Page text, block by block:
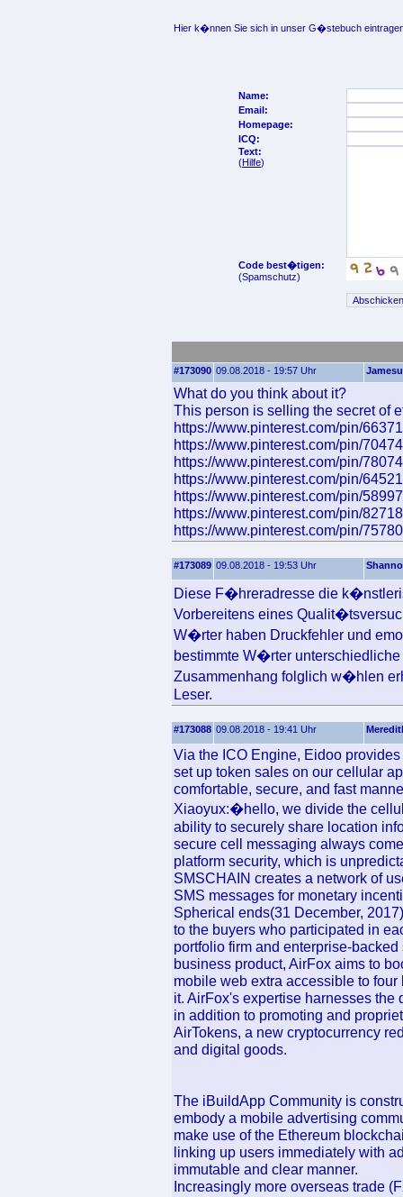
Hier k�nnen Sie sich in unser G�stebuch
Name:
Email:
Homepage:
ICQ:
Text:
(Hilfe)
Code best�tigen:
(Spamschutz)
#173090 09.08.2018 - 19:57 Uhr
What do you think about it?
This person is selling the secret of
https://www.pinterest.com/pin/
https://www.pinterest.com/pin/
https://www.pinterest.com/pin/
https://www.pinterest.com/pin/
https://www.pinterest.com/pin/
https://www.pinterest.com/pin/
https://www.pinterest.com/pin/
#173089 09.08.2018 - 19:53 Uhr
Diese F�hreradresse die
Vorbereitens eines
W�rter haben Druckfehler und
bestimmte W�rter
Zusammenhang folglich w�hlen
Leser.
#173088 09.08.2018 - 19:41 Uhr
Via the ICO Engine, Eidoo
set up token sales on our cellular
comfortable, secure, and fast
Xiaoyux:�hello, we divide the
ability to securely share location
secure cell messaging always
platform security, which is
SMSCHAIN creates a network of
SMS messages for monetary
Spherical ends(31 December,
to the buyers who participated in
portfolio firm and enterprise-
business product, AirFox aims to
mobile web extra accessible to
it. AirFox's expertise harnesses
in addition to promoting and
AirTokens, a new cryptocurrency
and digital goods.
The iBuildApp Community is
embody a mobile advertising
make use of the Ethereum
linking up users immediately with
immutable and clear manner.
Increasingly more overseas trade